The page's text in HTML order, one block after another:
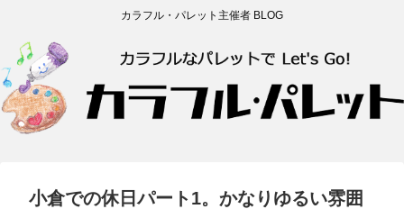
カラフル・パレット主催者 BLOG
小倉での休日パート1。かなりゆるい雰囲